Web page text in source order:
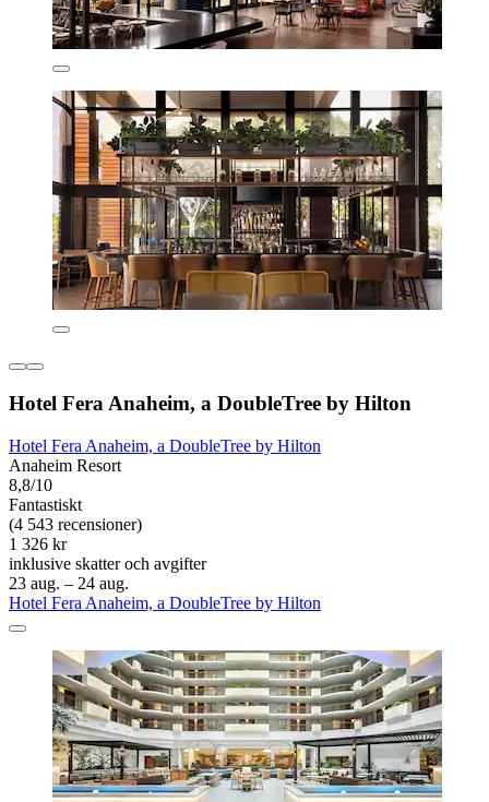
Hotel Fera Anaheim, a DoubleTree by Hilton
Hotel Fera Anaheim, a DoubleTree by Hilton
Anaheim Resort
8,8/10
Fantastiskt
(4 543 recensioner)
1 326 kr
inklusive skatter och avgifter
23 aug. – 24 aug.
Hotel Fera Anaheim, a DoubleTree by Hilton